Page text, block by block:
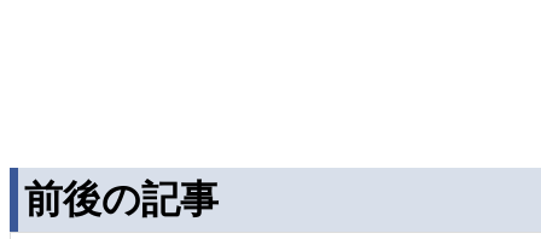
前後の記事